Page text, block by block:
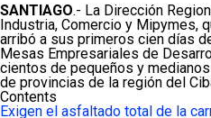
SANTIAGO.- La Dirección
Industria, Comercio y Mipymes,
arribó a sus primeros cien días
Mesas Empresariales de
cientos de pequeños y
de provincias de la región del
Contents
Exigen el asfaltado total de la